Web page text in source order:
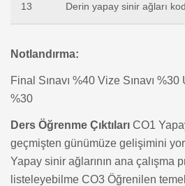
13 Derin yapay sinir ağları
Notlandırma:
Final Sınavı %40 Vize Sınavı %30
%30
Ders Öğrenme Çıktıları CO1
geçmişten günümüze gelişimini
Yapay sinir ağlarının ana çalışma
listeleyebilme CO3 Öğrenilen